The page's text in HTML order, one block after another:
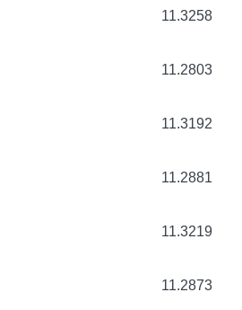
11.3258
11.2803
11.3192
11.2881
11.3219
11.2873